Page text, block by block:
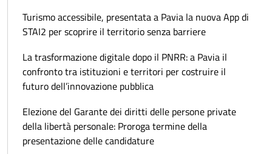
Turismo accessibile, presentata a Pavia la nuova App di
STAI2 per scoprire il territorio senza barriere
La trasformazione digitale dopo il PNRR: a Pavia il
confronto tra istituzioni e territori per costruire il
futuro dell’innovazione pubblica
Elezione del Garante dei diritti delle persone private
della libertà personale: Proroga termine della
presentazione delle candidature